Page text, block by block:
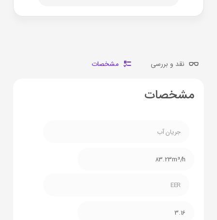
نقد و بررسی مشخصات
مشخصات
جریان آب
83.23m³/h
EER
3.16